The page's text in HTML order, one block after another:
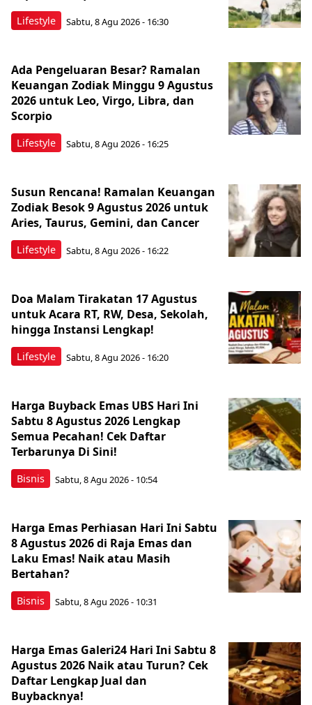
Lifestyle Sabtu, 8 Agu 2026 - 16:30
Lifestyle
Ada Pengeluaran Besar? Ramalan
Keuangan Zodiak Minggu 9 Agustus
2026 untuk Leo, Virgo, Libra, dan
Scorpio
Sabtu, 8 Agu 2026 - 16:25
Lifestyle
Susun Rencana! Ramalan Keuangan
Zodiak Besok 9 Agustus 2026 untuk
Aries, Taurus, Gemini, dan Cancer
Sabtu, 8 Agu 2026 - 16:22
Lifestyle
Doa Malam Tirakatan 17 Agustus
untuk Acara RT, RW, Desa, Sekolah,
hingga Instansi Lengkap!
Sabtu, 8 Agu 2026 - 16:20
Bisnis
Harga Buyback Emas UBS Hari Ini
Sabtu 8 Agustus 2026 Lengkap
Semua Pecahan! Cek Daftar
Terbarunya Di Sini!
Sabtu, 8 Agu 2026 - 10:54
Bisnis
Harga Emas Perhiasan Hari Ini Sabtu
8 Agustus 2026 di Raja Emas dan
Laku Emas! Naik atau Masih
Bertahan?
Sabtu, 8 Agu 2026 - 10:31
Harga Emas Galeri24 Hari Ini Sabtu 8
Agustus 2026 Naik atau Turun? Cek
Daftar Lengkap Jual dan
Buybacknya!